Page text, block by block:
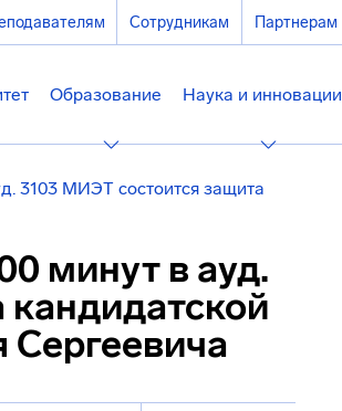
Сотрудникам Партнерам
Образование Наука и инновации
3103 МИЭТ состоится защита
минут в ауд.
Сергеевича